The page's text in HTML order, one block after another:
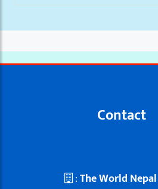
Contact
:The World